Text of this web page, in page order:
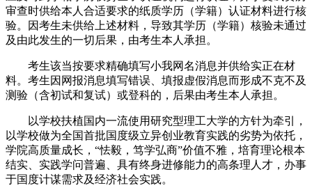
审查时供给本人合适要求的纸质学历（学籍）认证材料进行核
验。因考生未供给上述材料，导致其学历（学籍）核验未通过
及由此发生的一切后果，由考生本人承担。
考生该当按要求精确填写小我网名消息并供给实正在材
料。考生因网报消息填写错误、填报虚假消息而形成不克不及
测验（含初试和复试）或登科的，后果由考生本人承担。
以学校扶植国内一流使用研究型理工大学的方针为牵引，
以学校做为全国首批国度级立异创业教育实践的劣势为依托，
学院高质量成长，“怯毅，笃学弘商”价值不雅，培育理论根本
结实、实践学问普遍、具有终身进修能力的高条理人才，办事
于国度计谋需求及经济社会实践。